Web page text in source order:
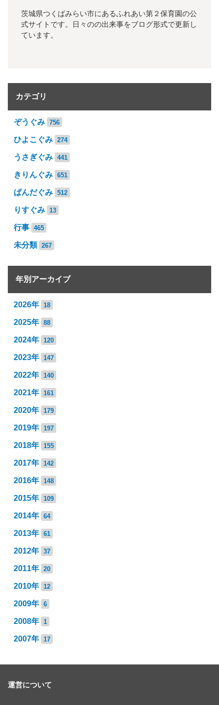
茨城県つくばみらい市にあるふれあい第２保育園の公
式サイトです。日々のの出来事をブログ形式で更新し
ています。
カテゴリ
ぞうぐみ 756
ひよこぐみ 274
うさぎぐみ 441
きりんぐみ 651
ぱんだぐみ 512
りすぐみ 13
行事 465
未分類 267
年別アーカイブ
2026年 18
2025年 88
2024年 120
2023年 147
2022年 140
2021年 161
2020年 179
2019年 197
2018年 155
2017年 142
2016年 148
2015年 109
2014年 64
2013年 61
2012年 37
2011年 20
2010年 12
2009年 6
2008年 1
2007年 17
運営について